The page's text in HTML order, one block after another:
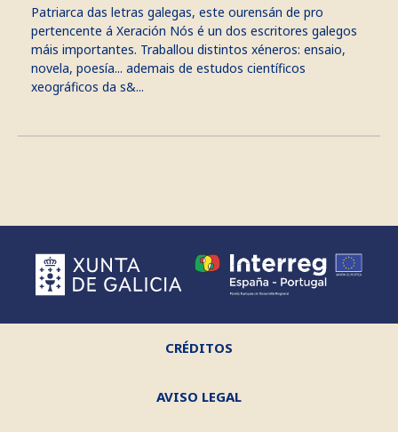
Patriarca das letras galegas, este ourensán de pro
pertencente á Xeración Nós é un dos escritores galegos
máis importantes. Traballou distintos xéneros: ensaio,
novela, poesía... ademais de estudos científicos
xeográficos da s&...
CRÉDITOS
AVISO LEGAL